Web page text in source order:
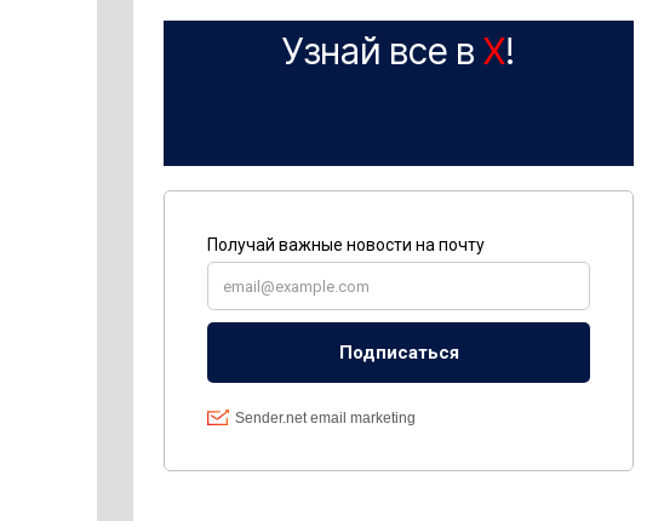
Узнай все в X!